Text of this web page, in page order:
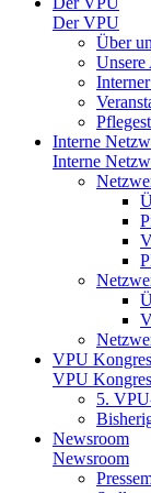
Der VPU
Über
Unsere
Interne
Interne
VPU
VPU
5.
Newsroom
Newsroom